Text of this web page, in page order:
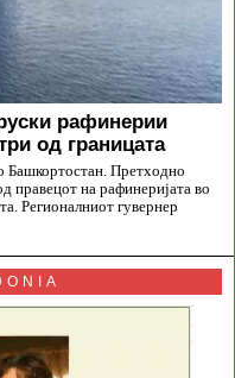
рафинерии
од границата
Башкортостан. Претходно
правецот на рафинеријата во
Регионалниот гувернер